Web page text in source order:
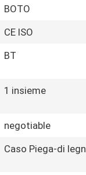
BOTO
CE ISO
BT
1 insieme
negotiable
Caso Piega-di